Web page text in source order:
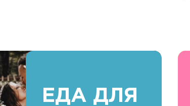
ЕДА ДЛЯ